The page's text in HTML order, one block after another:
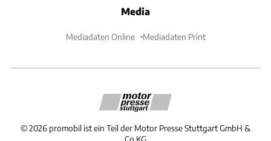
Media
Mediadaten Online Mediadaten Print
©2026 promobil ist ein Teil der Motor Presse Stuttgart GmbH &